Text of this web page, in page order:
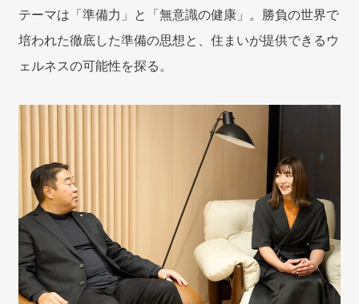
テーマは「準備力」と「無意識の健康」。勝負の世界で
培われた徹底した準備の思想と、住まいが提供できるウ
ェルネスの可能性を探る。